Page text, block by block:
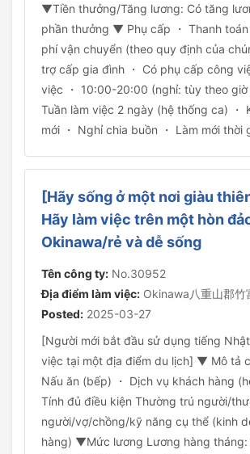
▼Tiền thưởng/Tăng lương: Có tăng
phần thưởng ▼ Phụ cấp ・ Thanh
phí vận chuyển (theo quy định của
trợ cấp gia đình ・ Có phụ cấp công
việc ・ 10:00-20:00 (nghỉ: tùy theo giờ
Tuần làm việc 2 ngày (hệ thống ca) ・
mới ・ Nghỉ chia buồn ・ Làm mới thời
[Hãy sống ở một nơi giàu
Hãy làm việc trên một hòn
Okinawa/rẻ và dễ sống
Tên công ty: No.30952
Địa điểm làm việc: Okinawa八重山郡竹
Posted: 2025-03-27
[Người mới bắt đầu sử dụng tiếng
việc tại một địa điểm du lịch] ▼ Mô tả
Nấu ăn (bếp) ・ Dịch vụ khách hàng
Tính đủ điều kiện Thường trú người/
người/vợ/chồng/kỹ năng cụ thể (kinh
hàng) ▼Mức lương Lương hàng